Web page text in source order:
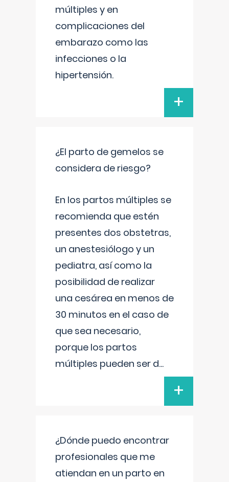
múltiples y en
complicaciones del
embarazo como las
infecciones o la
hipertensión.
+
¿El parto de gemelos se
considera de riesgo?
En los partos múltiples se
recomienda que estén
presentes dos obstetras,
un anestesiólogo y un
pediatra, así como la
posibilidad de realizar
una cesárea en menos de
30 minutos en el caso de
que sea necesario,
porque los partos
múltiples pueden ser d...
+
¿Dónde puedo encontrar
profesionales que me
atiendan en un parto en